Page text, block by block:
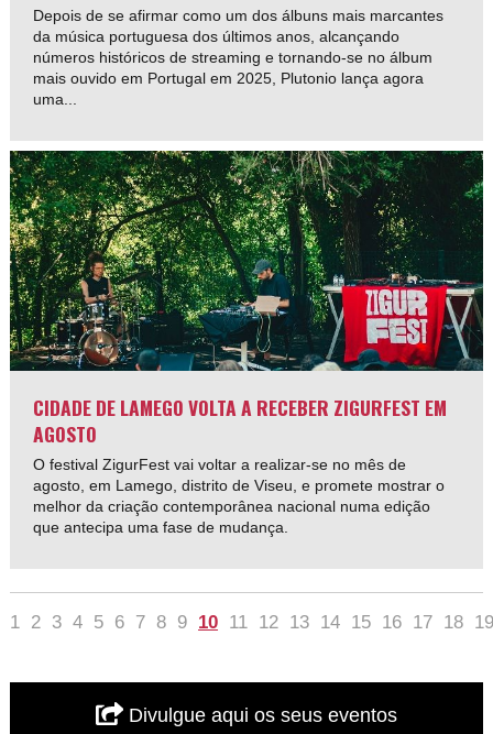
Depois de se afirmar como um dos álbuns mais marcantes
da música portuguesa dos últimos anos, alcançando
números históricos de streaming e tornando-se no álbum
mais ouvido em Portugal em 2025, Plutonio lança agora
uma...
CIDADE DE LAMEGO VOLTA A RECEBER ZIGURFEST EM
AGOSTO
O festival ZigurFest vai voltar a realizar-se no mês de
agosto, em Lamego, distrito de Viseu, e promete mostrar o
melhor da criação contemporânea nacional numa edição
que antecipa uma fase de mudança.
1 2 3 4 5 6 7 8 9 10 11 12 13 14 15 16 17 18
Divulgue aqui os seus eventos